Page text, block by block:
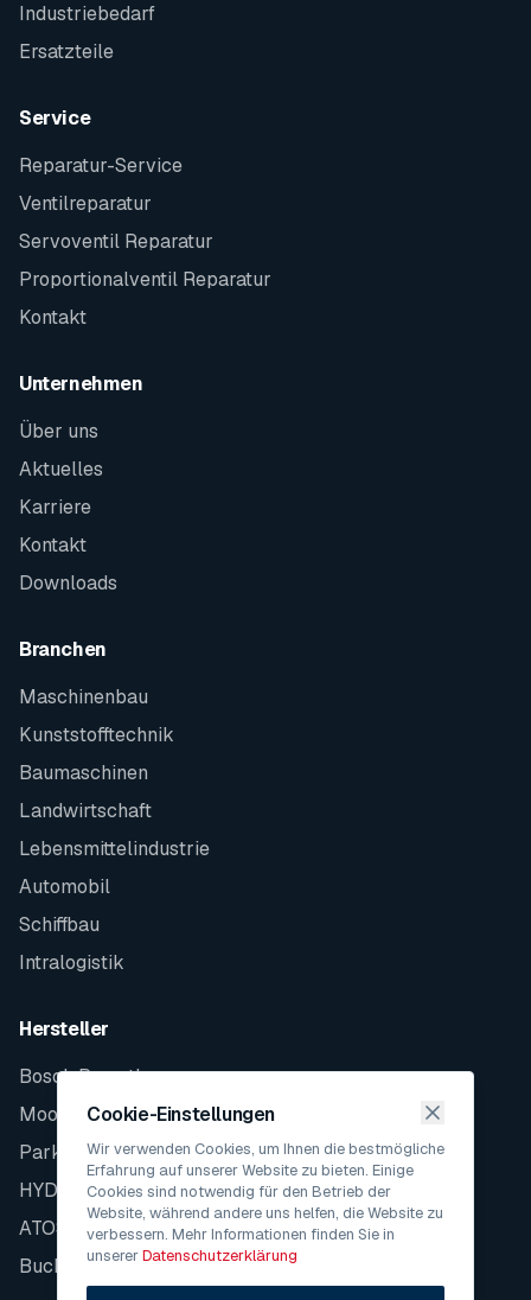
Industriebedarf
Ersatzteile
Service
Reparatur-Service
Ventilreparatur
Servoventil Reparatur
Proportionalventil Reparatur
Kontakt
Unternehmen
Über uns
Aktuelles
Karriere
Kontakt
Downloads
Branchen
Maschinenbau
Kunststofftechnik
Baumaschinen
Landwirtschaft
Lebensmittelindustrie
Automobil
Schiffbau
Intralogistik
Hersteller
Bosch Rexroth
Moog
Parker
HYDAC
ATOS
Bucher
Cookie-Einstellungen
Wir verwenden Cookies, um Ihnen die bestmögliche
Erfahrung auf unserer Website zu bieten. Einige
Cookies sind notwendig für den Betrieb der
Website, während andere uns helfen, die Website zu
verbessern. Mehr Informationen finden Sie in
unsererDatenschutzerklärung